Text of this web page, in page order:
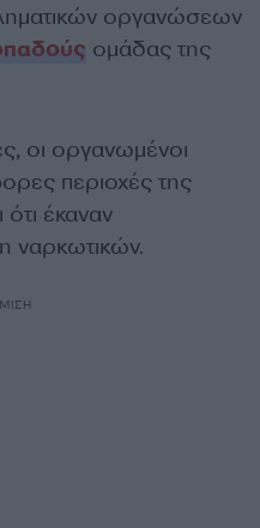
οργανώσεων
ομάδας της
οι οργανωμένοι
περιοχές της
ότι έκαναν
ναρκωτικών.